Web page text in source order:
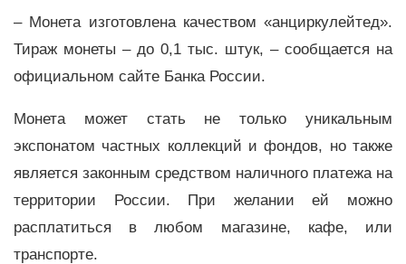
– Монета изготовлена качеством «анциркулейтед».
Тираж монеты – до 0,1 тыс. штук, – сообщается на
официальном сайте Банка России.
Монета может стать не только уникальным
экспонатом частных коллекций и фондов, но также
является законным средством наличного платежа на
территории России. При желании ей можно
расплатиться в любом магазине, кафе, или
транспорте.